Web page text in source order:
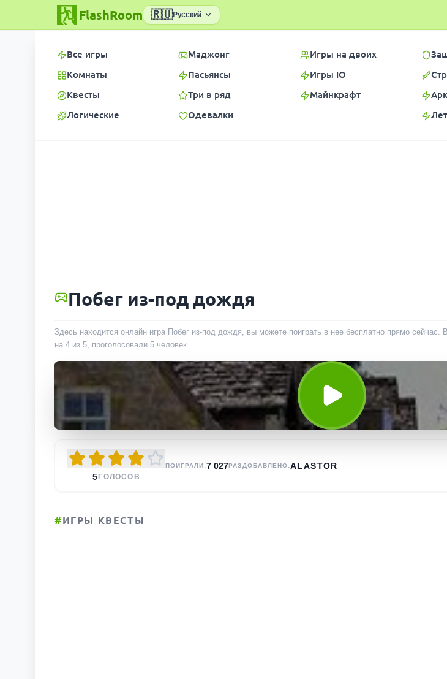
FlashRoom 🇷🇺Русский
Все игры
Комнаты
Квесты
Логические
Маджонг
Пасьянсы
Три в ряд
Одевалки
Игры на двоих
Игры IO
Майнкрафт
Побег из-под дождя
Здесь находится онлайн игра Побег из-под дождя, вы можете поиграть в нее бесплатно прямо сейчас.
на 4 из 5, проголосовали 5 человек.
5 ГОЛОСОВ
ПОИГРАЛИ:7 027РАЗ ДОБАВЛЕНО:ALASTOR
#ИГРЫ КВЕСТЫ